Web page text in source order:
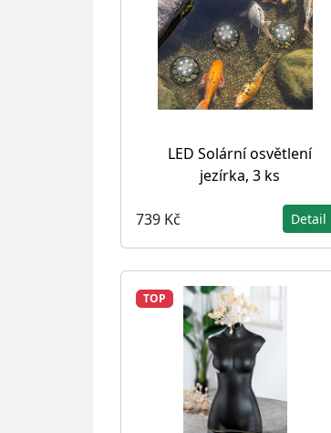
LED Solární osvětlení
jezírka, 3 ks
739 Kč Detail
TOP